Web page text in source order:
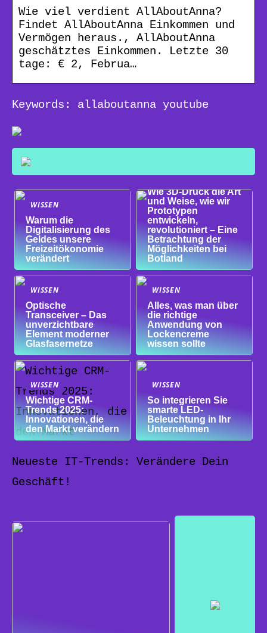
Wie viel verdient AllAboutAnna?
Findet AllAboutAnna Einkommen und
Vermögen heraus., AllAboutAnna
geschätztes Einkommen. Letzte 30
tage: € 2, Februa…
Keywords: allaboutanna youtube
WISSEN
Warum die
Digitalisierung des
Geldes unsere
Freizeitökonomie
verändert
WISSEN
Wie 3D-Druck die Art
und Weise, wie wir
Prototypen
entwickeln,
revolutioniert – Eine
Betrachtung der
Möglichkeiten bei
Botland
WISSEN
Optische
Transceiver – Das
unverzichtbare
Element moderner
Glasfasernetze
WISSEN
Alles, was man über
die richtige
Anwendung von
Lockencreme
wissen sollte
WISSEN
Wichtige CRM-
Trends 2025:
Innovationen, die
den Markt verändern
WISSEN
So integrieren Sie
smarte LED-
Beleuchtung in Ihr
Unternehmen
Neueste IT-Trends: Verändere Dein
Geschäft!